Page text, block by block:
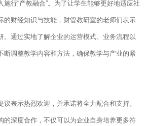
施行“产教融合”。为了让学生能够更好地适应社
的财经知识与技能，财管教研室的老师们表示
。通过实地了解企业的运营模式、业务流程以
断调整教学内容和方法，确保教学与产业的紧
表示热烈欢迎，并承诺将全力配合和支持。
的深度合作，不仅可以为企业自身培养更多符